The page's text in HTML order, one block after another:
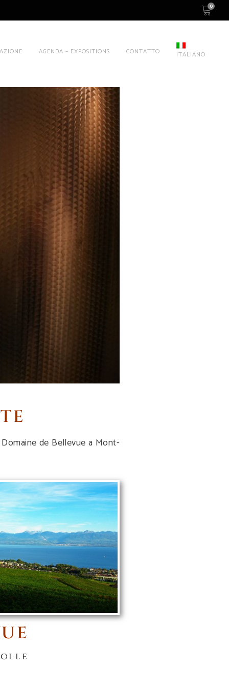
0
AGENDA – EXPOSITIONS CONTATTO ITALIANO
de Bellevue a Mont-